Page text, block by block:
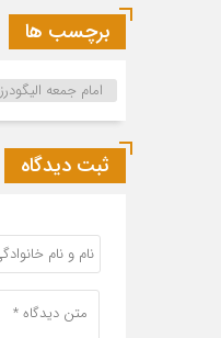
برچسب ها
امام جمعه الیگودرز
ثبت دیدگاه